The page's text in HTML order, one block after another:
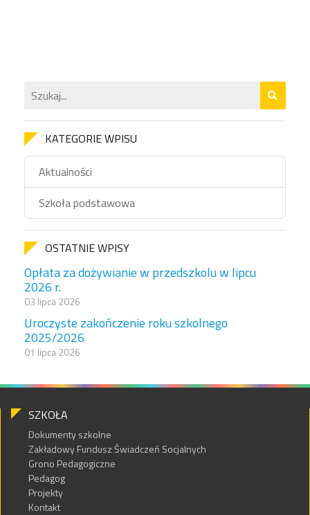
KATEGORIE WPISU
Aktualności
Szkoła podstawowa
OSTATNIE WPISY
Opłata za dożywianie w przedszkolu w lipcu
2026 r.
03 lipca 2026
Uroczyste zakończenie roku szkolnego
2025/2026
01 lipca 2026
SZKOŁA
Dokumenty szkolne
Zakładowy Fundusz Świadczeń Socjalnych
Grono Pedagogiczne
Pedagog
Projekty
Kontakt